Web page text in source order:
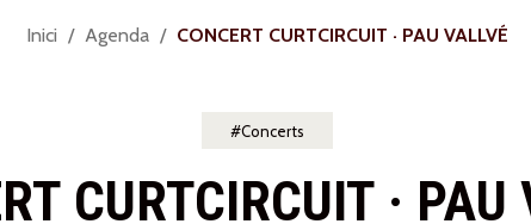
Sou
Inici Agenda CONCERT CURTCIRCUIT · PAU VALLVÉ
Concerts
CURTCIRCUIT · PAU